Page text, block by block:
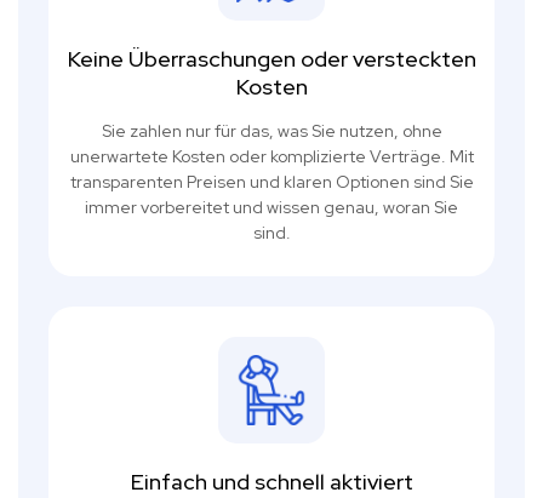
Keine Überraschungen oder versteckten
Kosten
Sie zahlen nur für das, was Sie nutzen, ohne
unerwartete Kosten oder komplizierte Verträge. Mit
transparenten Preisen und klaren Optionen sind Sie
immer vorbereitet und wissen genau, woran Sie
sind.
Einfach und schnell aktiviert